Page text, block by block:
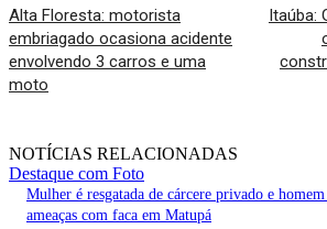
Alta Floresta: motorista
embriagado ocasiona acidente
envolvendo 3 carros e uma
moto
Itaúba:
NOTÍCIAS RELACIONADAS
Destaque com Foto
Mulher é resgatada de cárcere privado e
ameaças com faca em Matupá